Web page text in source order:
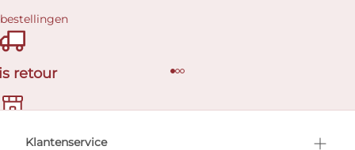
retour
afspraak
Klantenservice